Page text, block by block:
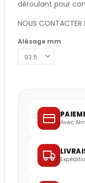
déroulant pour
NOUS CONTACTER
Alésage mm
Avec